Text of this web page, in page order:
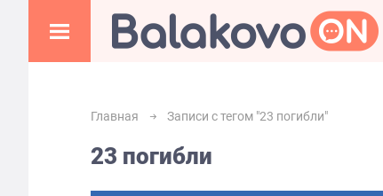
Главная Записи с тегом "23 погибли"
23 погибли